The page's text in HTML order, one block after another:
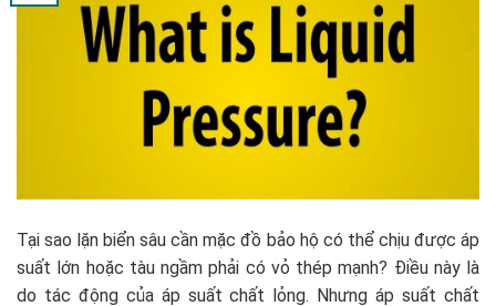
Tại sao lặn biển sâu cần mặc đồ bảo hộ có thể chịu được áp
suất lớn hoặc tàu ngầm phải có vỏ thép mạnh? Điều này là
do tác động của áp suất chất lỏng. Nhưng áp suất chất